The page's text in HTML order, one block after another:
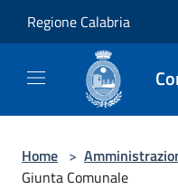
Regione Calabria
Home >
Giunta Comunale